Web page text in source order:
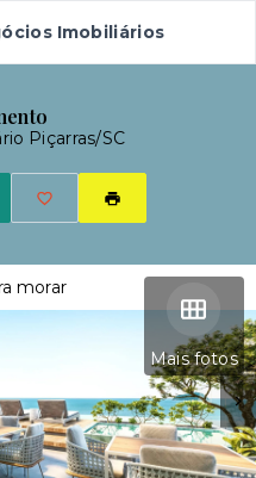
Imobiliários
Piçarras/SC
Mais fotos
morar